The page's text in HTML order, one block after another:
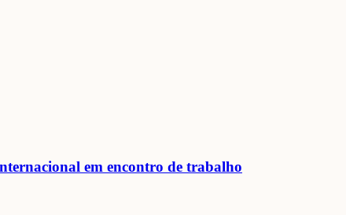
em encontro de trabalho